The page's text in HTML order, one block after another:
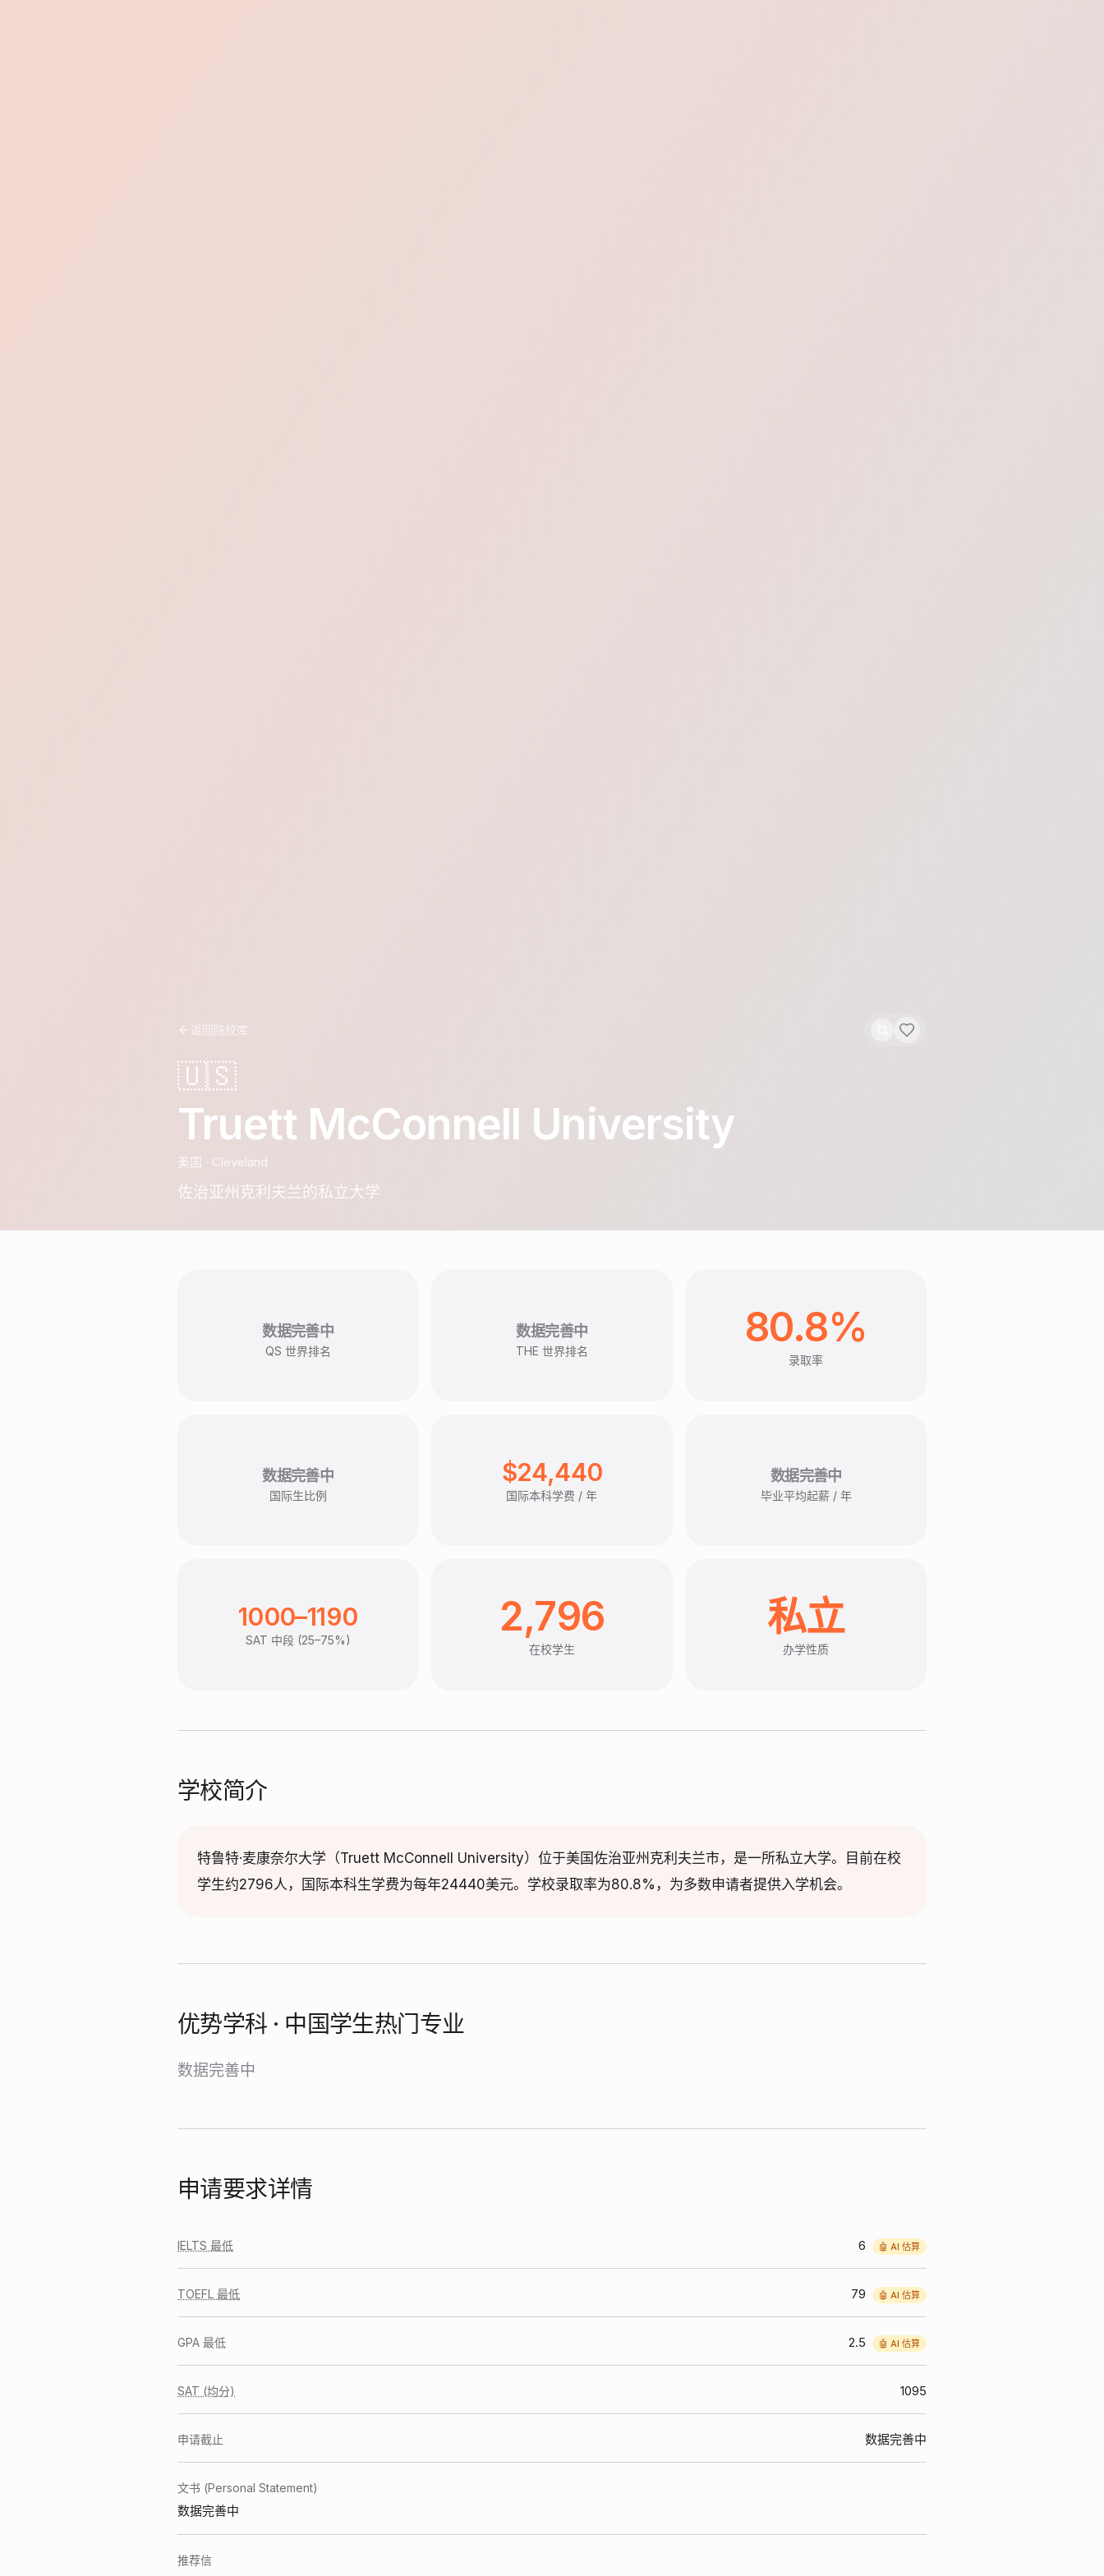
返回院校库
🇺🇸
Truett McConnell University
美国 · Cleveland
佐治亚州克利夫兰的私立大学
数据完善中
QS 世界排名
数据完善中
THE 世界排名 80.8%
录取率
数据完善中
国际生比例
$24,440
国际本科学费 / 年
数据完善中
毕业平均起薪 / 年
1000–1190
SAT 中段 (25–75%) 2,796
在校学生
私立
办学性质
学校简介
特鲁特·麦康奈尔大学（Truett McConnell University）位于美国佐治亚州克利夫兰市，是一所私立大学。目前在校
学生约2796人，国际本科生学费为每年24440美元。学校录取率为80.8%，为多数申请者提供入学机会。
优势学科 · 中国学生热门专业
数据完善中
申请要求详情
IELTS 最低 6 🤖 AI 估算
TOEFL 最低 79 🤖 AI 估算
GPA 最低 2.5 🤖 AI 估算
SAT (均分) 1095
申请截止 数据完善中
文书 (Personal Statement)
数据完善中
推荐信